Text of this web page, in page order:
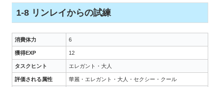
1-8 リンレイからの試練
消費体力 6
獲得EXP 12
タスクヒント エレガント・大人
評価される属性 華麗・エレガント・大人・セクシー・クール